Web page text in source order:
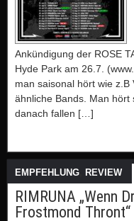
Ankündigung der ROSE
Hyde Park am 26.7.
man saisonal hört wie
ähnliche Bands. Man hört
danach fallen […]
EMPFEHLUNG REVIEW
RIMRUNA „Wenn
Frostmond